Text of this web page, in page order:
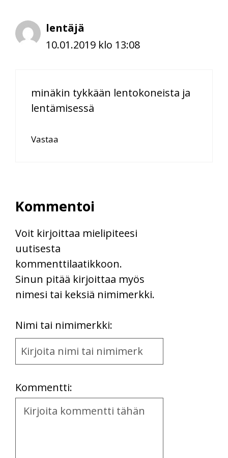
lentäjä
10.01.2019 klo 13:08
minäkin tykkään lentokoneista ja
lentämisessä
Vastaa
Kommentoi
Voit kirjoittaa mielipiteesi
uutisesta
kommenttilaatikkoon.
Sinun pitää kirjoittaa myös
nimesi tai keksiä nimimerkki.
Nimi tai nimimerkki:
Name
and
Kommentti:
Kommentti